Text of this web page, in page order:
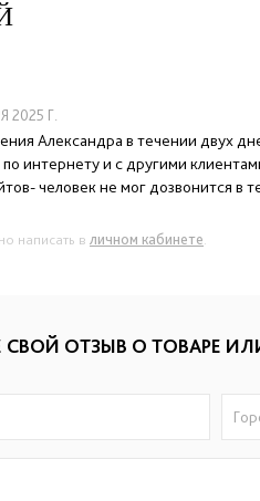
2025 Г.
Александра в течении двух
по интернету и с другими
человек не мог дозвонится
написать в личном кабинете.
ОТЗЫВ О ТОВАРЕ